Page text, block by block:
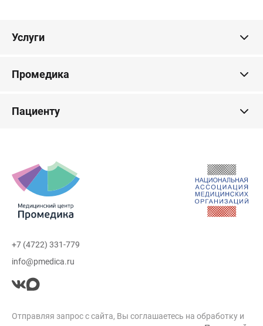
Услуги
Промедика
Пациенту
+7 (4722) 331-779
info@pmedica.ru
Отправляя запрос с сайта, Вы соглашаетесь на обработку и